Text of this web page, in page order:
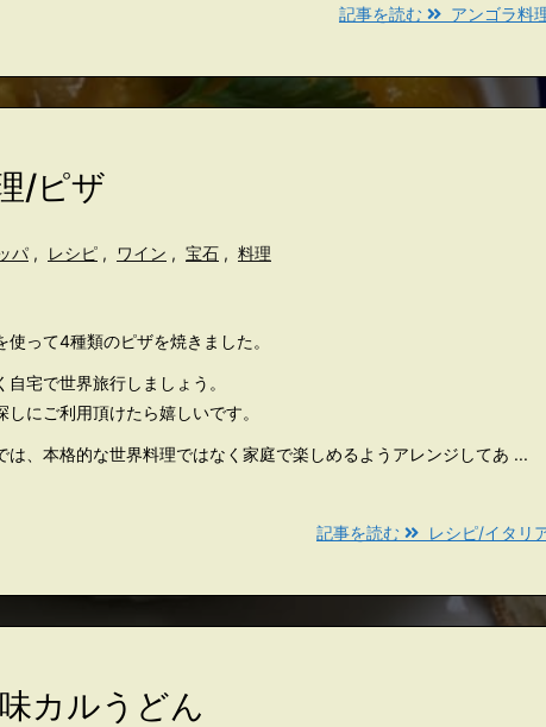
記事を読む アンゴラ料
/ピザ
パ , レシピ , ワイン , 宝石 , 料理
使って4種類のピザを焼きました。
自宅で世界旅行しましょう。
しにご利用頂けたら嬉しいです。
は、本格的な世界料理ではなく家庭で楽しめるようアレンジしてあ ...
記事を読む レシピ/イタリ
カルうどん